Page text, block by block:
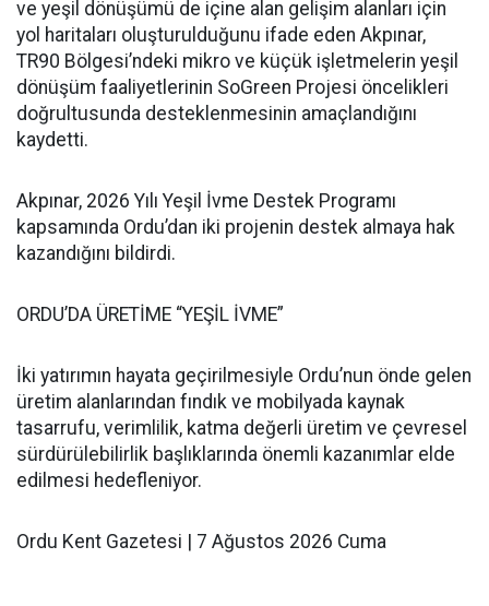
ve yeşil dönüşümü de içine alan gelişim alanları için
yol haritaları oluşturulduğunu ifade eden Akpınar,
TR90 Bölgesi’ndeki mikro ve küçük işletmelerin yeşil
dönüşüm faaliyetlerinin SoGreen Projesi öncelikleri
doğrultusunda desteklenmesinin amaçlandığını
kaydetti.
Akpınar, 2026 Yılı Yeşil İvme Destek Programı
kapsamında Ordu’dan iki projenin destek almaya hak
kazandığını bildirdi.
ORDU’DA ÜRETİME “YEŞİL İVME”
İki yatırımın hayata geçirilmesiyle Ordu’nun önde gelen
üretim alanlarından fındık ve mobilyada kaynak
tasarrufu, verimlilik, katma değerli üretim ve çevresel
sürdürülebilirlik başlıklarında önemli kazanımlar elde
edilmesi hedefleniyor.
Ordu Kent Gazetesi | 7 Ağustos 2026 Cuma